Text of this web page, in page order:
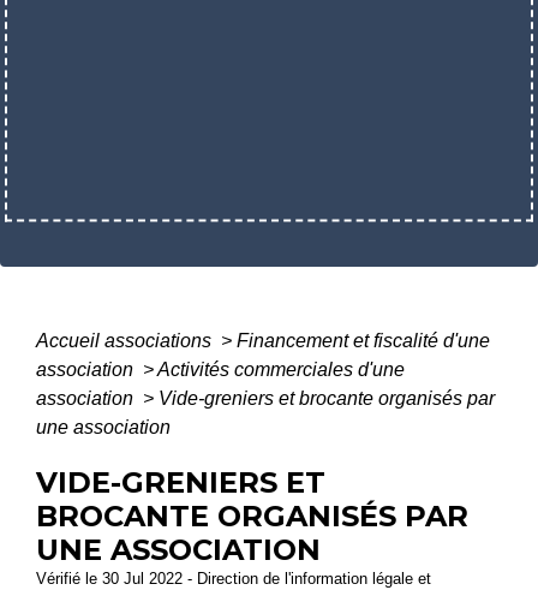
Accueil associations > Financement et fiscalité d'une
association >Activités commerciales d'une
association > Vide-greniers et brocante organisés par
une association
VIDE-GRENIERS ET
BROCANTE ORGANISÉS PAR
UNE ASSOCIATION
Vérifié le 30 Jul 2022 - Direction de l'information légale et